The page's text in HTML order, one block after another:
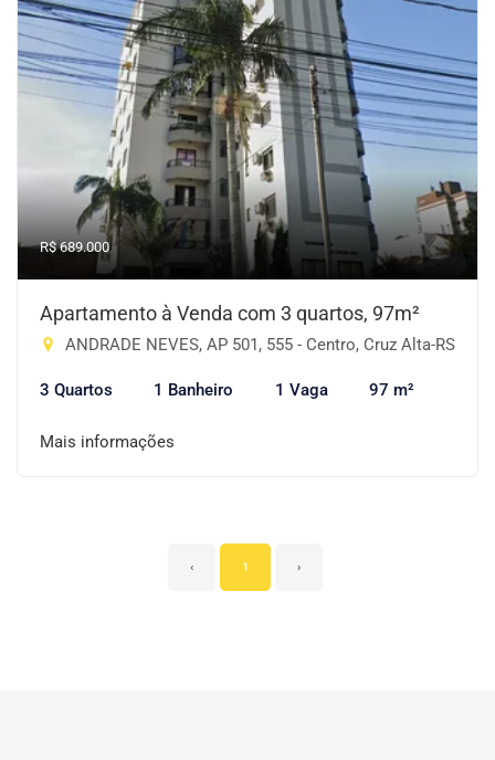
R$ 689.000
Apartamento à Venda com 3 quartos, 97m²
ANDRADE NEVES, AP 501, 555 - Centro, Cruz Alta-RS
3 Quartos 1 Banheiro 1 Vaga 97 m²
Mais informações
‹ 1 ›